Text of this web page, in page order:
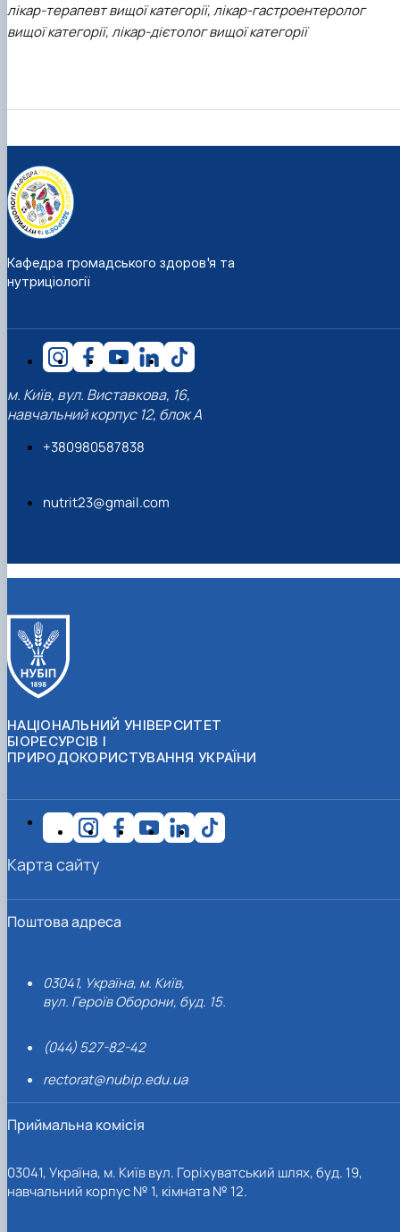
лікар-терапевт вищої категорії, лікар-гастроентеролог
вищої категорії, лікар-дієтолог вищої категорії
Кафедра громадського здоров'я та
нутриціології
м. Київ, вул. Виставкова, 16,
навчальний корпус 12, блок А
+380980587838
nutrit23@gmail.com
НАЦІОНАЛЬНИЙ УНІВЕРСИТЕТ
БІОРЕСУРСІВ І
ПРИРОДОКОРИСТУВАННЯ УКРАЇНИ
Поштова адреса
03041, Україна, м. Київ,
вул. Героїв Оборони, буд. 15.
(044) 527-82-42
rectorat@nubip.edu.ua
Приймальна комісія
03041, Україна, м. Київ вул. Горіхуватський шлях, буд. 19,
навчальний корпус № 1, кімната № 12.
Карта сайту